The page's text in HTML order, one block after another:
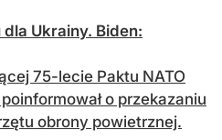
Ukrainy. Biden:
75-lecie Paktu NATO
o przekazaniu
obrony powietrznej.